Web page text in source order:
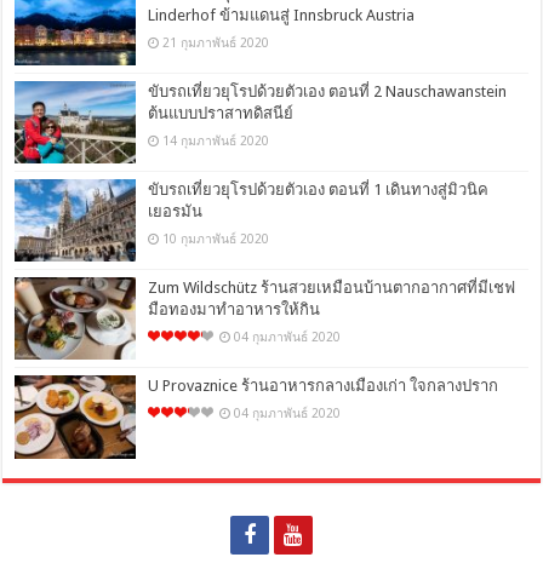
Linderhof ข้ามแดนสู่ Innsbruck Austria
21 กุมภาพันธ์ 2020
ขับรถเที่ยวยุโรปด้วยตัวเอง ตอนที่ 2 Nauschawanstein
ต้นแบบปราสาทดิสนีย์
14 กุมภาพันธ์ 2020
ขับรถเที่ยวยุโรปด้วยตัวเอง ตอนที่ 1 เดินทางสู่มิวนิค
เยอรมัน
10 กุมภาพันธ์ 2020
Zum Wildschütz ร้านสวยเหมือนบ้านตากอากาศที่มีเชฟ
มือทองมาทำอาหารให้กิน
04 กุมภาพันธ์ 2020
U Provaznice ร้านอาหารกลางเมืองเก่า ใจกลางปราก
04 กุมภาพันธ์ 2020